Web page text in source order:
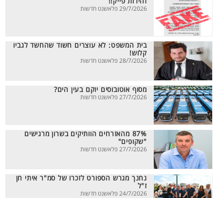
29/7/2026 פלאשנט חדשות
בית המשפט: לא עוצרים חשוד שהחשד לגביו
קלוש!
28/7/2026 פלאשנט חדשות
מסוף אוטובוסים יוקם בעין הים?
27/7/2026 פלאשנט חדשות
87% מהאזרחים הוותיקים בשרון מרגישים
"שקופים"
27/7/2026 פלאשנט חדשות
נחנך מגרש הספורט לזכרו של סמ"ר איתי חן
ז"ל
24/7/2026 פלאשנט חדשות